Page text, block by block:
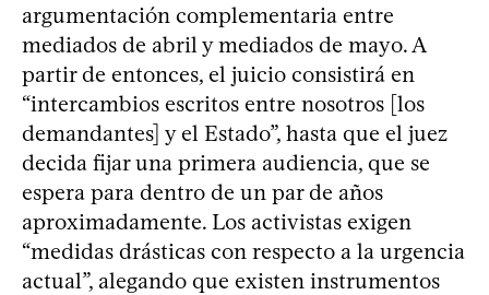
argumentación complementaria entre
mediados de abril y mediados de mayo. A
partir de entonces, el juicio consistirá en
“intercambios escritos entre nosotros [los
demandantes] y el Estado”, hasta que el juez
decida fijar una primera audiencia, que se
espera para dentro de un par de años
aproximadamente. Los activistas exigen
“medidas drásticas con respecto a la urgencia
actual”, alegando que existen instrumentos